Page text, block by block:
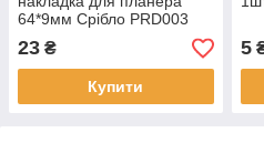
64*9мм Срібло PRD003
23 ₴
Купити
5